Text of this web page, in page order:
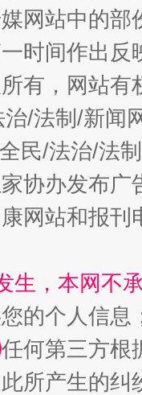
一
网站中的
时间作出
有，网站
/法制/新闻
民/法治/法
家协办发布
网站和报
生，本网不
的个人信息
任何第三方根
所产生的纠